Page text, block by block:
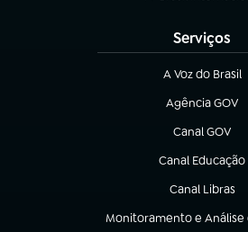
Serviços
A Voz do Brasil
(abre em nova
Agência GOV
(abre em nova
Canal GOV
(abre em nova
Canal Educação
(abre em nova
Canal Libras
(abre em nova
Monitoramento e Análise
(abre em nova aba)